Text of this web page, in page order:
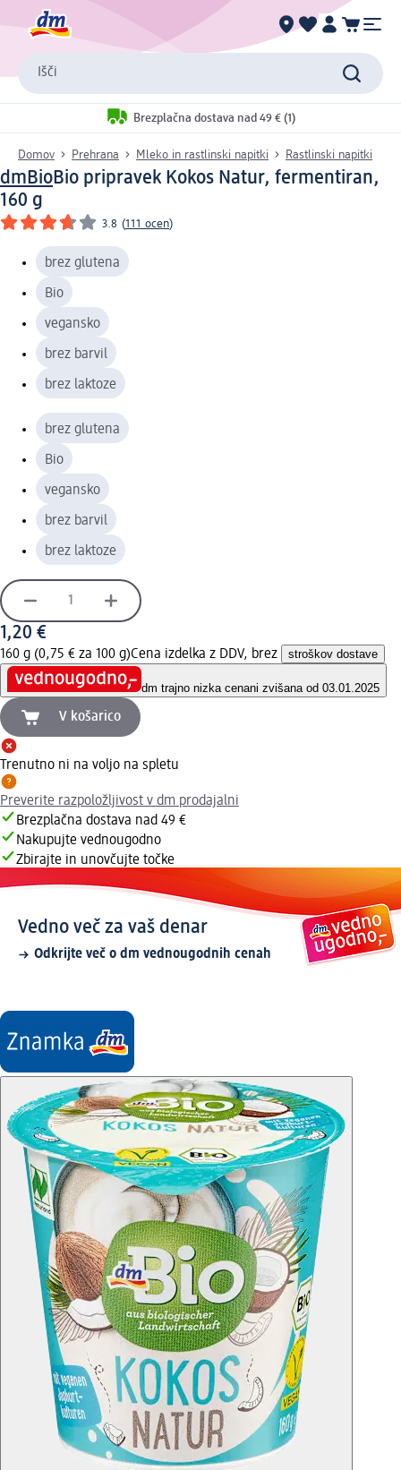
Išči
Brezplačna dostava nad 49 € (1)
Domov Prehrana Mleko in rastlinski napitki Rastlinski napitki
dmBioBio pripravek Kokos Natur, fermentiran,
160 g
3.8 (111 ocen)
brez glutena
Bio
vegansko
brez barvil
brez laktoze
brez glutena
Bio
vegansko
brez barvil
brez laktoze
1,20 €
160 g (0,75 € za 100 g)Cena izdelka z DDV, brez stroškov dostave
dm trajno nizka cenani zvišana od 03.01.2025
V košarico
Trenutno ni na voljo na spletu
Preverite razpoložljivost v dm prodajalni
Brezplačna dostava nad 49 €
Nakupujte vednougodno
Zbirajte in unovčujte točke
Vedno več za vaš denar
Odkrijte več o dm vednougodnih cenah